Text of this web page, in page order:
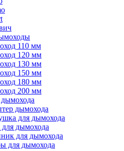
110 мм
120 мм
130 мм
150 мм
180 мм
200 мм
дымохода
для дымохода
для дымохода
для дымохода
для дымохода